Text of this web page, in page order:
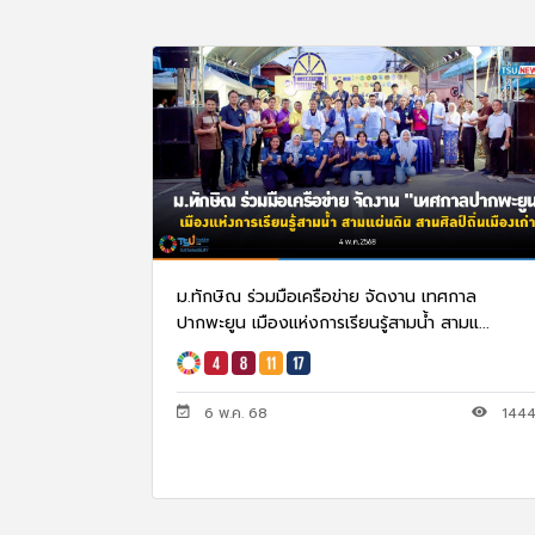
ม.ทักษิณ ร่วมมือเครือข่าย จัดงาน เทศกาล
ปากพะยูน เมืองแห่งการเรียนรู้สามน้ำ สามแ...
6 พ.ค. 68